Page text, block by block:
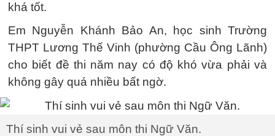
khá tốt.
Em Nguyễn Khánh Bảo An, học sinh Trường
THPT Lương Thế Vinh (phường Cầu Ông Lãnh)
cho biết đề thi năm nay có độ khó vừa phải và
không gây quá nhiều bất ngờ.
Thí sinh vui vẻ sau môn thi Ngữ Văn.